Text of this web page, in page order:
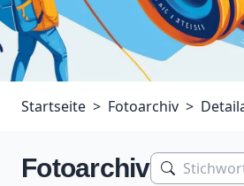
Startseite Fotoarchiv
Fotoarchiv